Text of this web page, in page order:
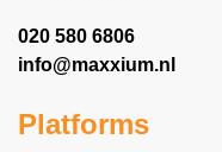
020 580 6806
info@maxxium.nl
Platforms